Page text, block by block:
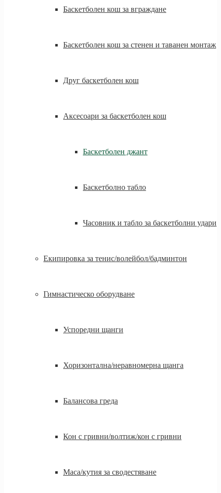
Баскетболен кош за вграждане
Баскетболен кош за стенен и таванен монтаж
Друг баскетболен кош
Аксесоари за баскетболен кош
Баскетболен джант
Баскетболно табло
Часовник и табло за баскетболни удари
Екипировка за тенис/волейбол/бадминтон
Гимнастическо оборудване
Успоредни щанги
Хоризонтална/неравномерна щанга
Балансова греда
Кон с гривни/волтиж/кон с гривни
Маса/кутия за сводестяване